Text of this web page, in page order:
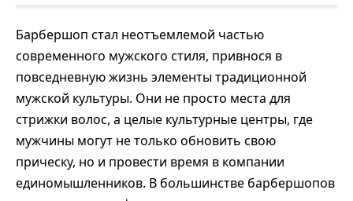
Барбершоп стал неотъемлемой частью
современного мужского стиля, привнося в
повседневную жизнь элементы традиционной
мужской культуры. Они не просто места для
стрижки волос, а целые культурные центры, где
мужчины могут не только обновить свою
прическу, но и провести время в компании
единомышленников. В большинстве барбершопов